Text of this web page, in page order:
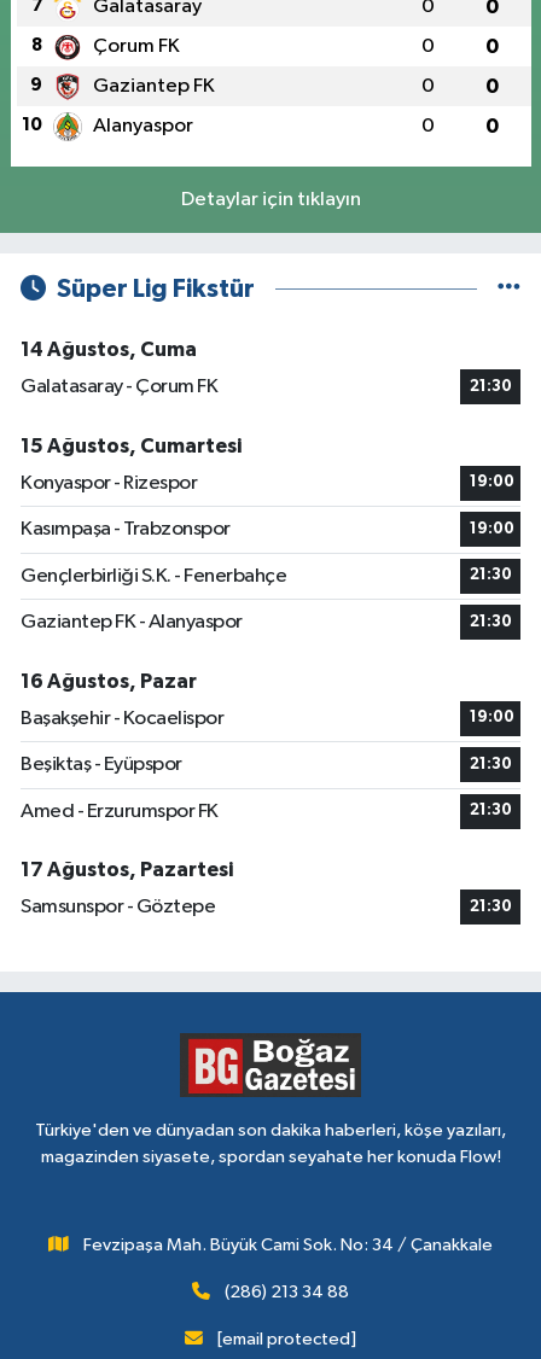
7 Galatasaray 0 0
8 Çorum FK 0 0
9 Gaziantep FK 0 0
10 Alanyaspor 0 0
Detaylar için tıklayın
Süper Lig Fikstür
14 Ağustos, Cuma
Galatasaray - Çorum FK
21:30
15 Ağustos, Cumartesi
Konyaspor - Rizespor
19:00
Kasımpaşa - Trabzonspor 19:00
Gençlerbirliği S.K. - Fenerbahçe 21:30
Gaziantep FK - Alanyaspor 21:30
16 Ağustos, Pazar
Başakşehir - Kocaelispor
19:00
Beşiktaş - Eyüpspor 21:30
Amed - Erzurumspor FK 21:30
17 Ağustos, Pazartesi
Samsunspor - Göztepe
21:30
Türkiye'den ve dünyadan son dakika haberleri, köşe yazıları,
magazinden siyasete, spordan seyahate her konuda Flow!
Fevzipaşa Mah. Büyük Cami Sok. No: 34 / Çanakkale
(286) 213 34 88
[email protected]